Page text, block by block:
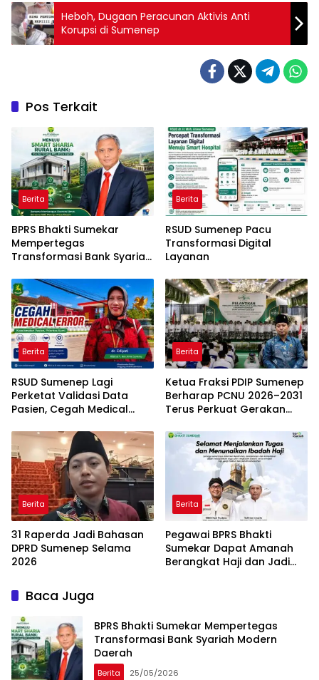
Heboh, Dugaan Peracunan Aktivis Anti
Korupsi di Sumenep
Pos Terkait
Berita
BPRS Bhakti Sumekar
Mempertegas
Transformasi Bank Syariah
Berita
RSUD Sumenep Pacu
Transformasi Digital
Layanan
Berita
RSUD Sumenep Lagi
Perketat Validasi Data
Pasien, Cegah Medical
Berita
Ketua Fraksi PDIP Sumenep
Berharap PCNU 2026–2031
Terus Perkuat Gerakan
Berita
31 Raperda Jadi Bahasan
DPRD Sumenep Selama
2026
Berita
Pegawai BPRS Bhakti
Sumekar Dapat Amanah
Berangkat Haji dan Jadi
Baca Juga
BPRS Bhakti Sumekar Mempertegas
Transformasi Bank Syariah Modern
Daerah
Berita 25/05/2026